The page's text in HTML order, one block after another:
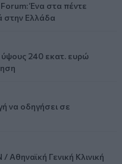
Ένα στα πέντε
στην Ελλάδα
240 εκατ. ευρώ
να οδηγήσει σε
Αθηναϊκή Γενική Κλινική